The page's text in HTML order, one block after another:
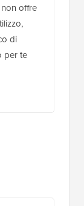
offre
di
per te